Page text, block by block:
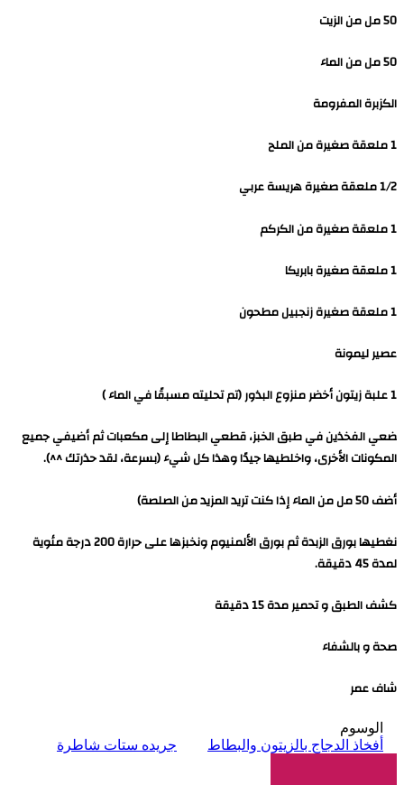
50 مل من الزيت
50 مل من الماء
الكزبرة المفرومة
1 ملعقة صغيرة من الملح
1/2 ملعقة صغيرة هريسة عربي
1 ملعقة صغيرة من الكركم
1 ملعقة صغيرة بابريكا
1 ملعقة صغيرة زنجبيل مطحون
عصير ليمونة
1 علبة زيتون أخضر منزوع البذور (تم تحليته مسبقًا في الماء )
ضعي الفخذين في طبق الخبز، قطعي البطاطا إلى مكعبات ثم أضيفي جميع
المكونات الأخرى، واخلطيها جيدًا وهذا كل شيء (بسرعة، لقد حذرتك ^^).
أضف 50 مل من الماء إذا كنت تريد المزيد من الصلصة)
نغطيها بورق الزبدة ثم بورق الألمنيوم ونخبزها على حرارة 200 درجة مئوية
لمدة 45 دقيقة.
كشف الطبق و تحمير مدة 15 دقيقة
صحة و بالشفاء
شاف عمر
الوسوم
أفخاذ الدجاج بالزيتون والبطاط
جريده ستات شاطرة